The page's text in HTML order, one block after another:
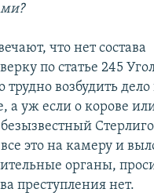
что нет состава
по статье 245
возбудить дело
а уж если о корове
это на камеру и
органы,
преступления нет.